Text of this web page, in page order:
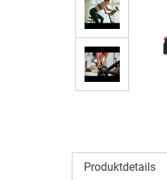
Produktdetails